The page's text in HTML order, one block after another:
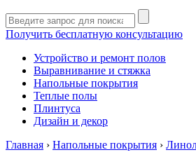
Получить бесплатную консультацию
Устройство и ремонт полов
Выравнивание и стяжка
Напольные покрытия
Теплые полы
Плинтуса
Дизайн и декор
Главная › Напольные покрытия ›